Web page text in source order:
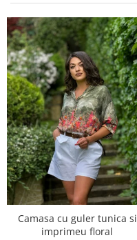
Camasa cu guler tunica si
imprimeu floral